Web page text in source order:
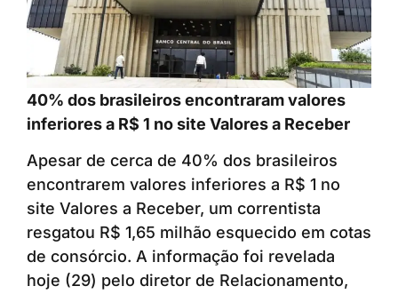
40% dos brasileiros encontraram valores
inferiores a R$ 1 no site Valores a Receber
Apesar de cerca de 40% dos brasileiros
encontrarem valores inferiores a R$ 1 no
site Valores a Receber, um correntista
resgatou R$ 1,65 milhão esquecido em cotas
de consórcio. A informação foi revelada
hoje (29) pelo diretor de Relacionamento,